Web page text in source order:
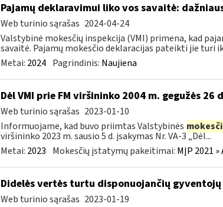
Pajamų deklaravimui liko vos savaitė:
Web turinio sąrašas 2024-04-24
Valstybinė mokesčių inspekcija (VMI) primena, kad
savaitė. Pajamų mokesčio deklaracijas pateikti jie turi
Metai: 2024 Pagrindinis: Naujiena
Dėl VMI prie FM viršininko 2004 m. gegužės
Web turinio sąrašas 2023-01-10
Informuojame, kad buvo priimtas Valstybinės
viršininko 2023 m. sausio 5 d. įsakymas Nr. VA-3 „Dėl...
Metai: 2023 Mokesčių įstatymų pakeitimai: MĮP 2021
Didelės vertės turtu disponuojančių gyventojų
Web turinio sąrašas 2023-01-19